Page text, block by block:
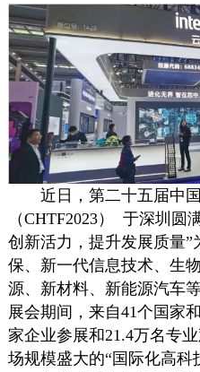
近日，第二十五届中
（CHTF2023） 于深圳圆
创新活力，提升发展质量
保、新一代信息技术、生
源、新材料、新能源汽车
展会期间，来自41个国家
家企业参展和21.4万名专
场规模盛大的“国际化高科